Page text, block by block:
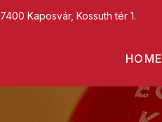
7400 Kaposvár, Kossuth tér 1.
HOME